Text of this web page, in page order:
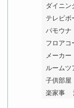
ダイニン
テレビボ
パモウナ
フロアコ
メーカー
ルームツ
子供部屋
楽家事